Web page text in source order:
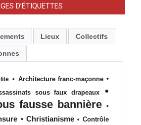
D’ÉTIQUETTES
Lieux Collectifs
• Architecture franc-maçonne •
sous faux drapeaux
•
fausse bannière
•
• Christianisme • Contrôle